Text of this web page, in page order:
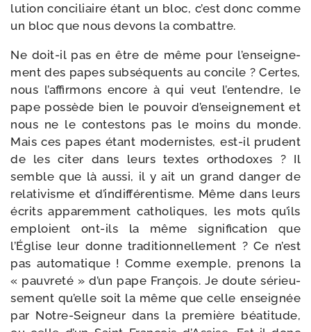
lu­tion conci­liaire étant un bloc, c’est donc comme
un bloc que nous devons la combattre.
Ne doit-​il pas en être de même pour l’en­sei­gne­
ment des papes sub­sé­quents au concile ? Certes,
nous l’af­fir­mons encore à qui veut l’en­tendre, le
pape pos­sède bien le pou­voir d’en­sei­gne­ment et
nous ne le contes­tons pas le moins du monde.
Mais ces papes étant moder­nistes, est-​il pru­dent
de les citer dans leurs textes ortho­doxes ? Il
semble que là aus­si, il y ait un grand dan­ger de
rela­ti­visme et d’in­dif­fé­ren­tisme. Même dans leurs
écrits appa­rem­ment catho­liques, les mots qu’ils
emploient ont-​ils la même signi­fi­ca­tion que
l’Église leur donne tra­di­tion­nel­le­ment ? Ce n’est
pas auto­ma­tique ! Comme exemple, pre­nons la
« pau­vre­té » d’un pape François. Je doute sérieu­
se­ment qu’elle soit la même que celle ensei­gnée
par Notre-​Seigneur dans la pre­mière béa­ti­tude,